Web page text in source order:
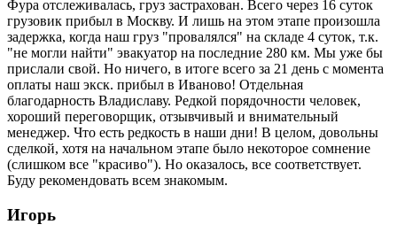
Фура отслеживалась, груз застрахован. Всего через 16 суток
грузовик прибыл в Москву. И лишь на этом этапе произошла
задержка, когда наш груз "провалялся" на складе 4 суток, т.к.
"не могли найти" эвакуатор на последние 280 км. Мы уже бы
прислали свой. Но ничего, в итоге всего за 21 день с момента
оплаты наш экск. прибыл в Иваново! Отдельная
благодарность Владиславу. Редкой порядочности человек,
хороший переговорщик, отзывчивый и внимательный
менеджер. Что есть редкость в наши дни! В целом, довольны
сделкой, хотя на начальном этапе было некоторое сомнение
(слишком все "красиво"). Но оказалось, все соответствует.
Буду рекомендовать всем знакомым.
Игорь